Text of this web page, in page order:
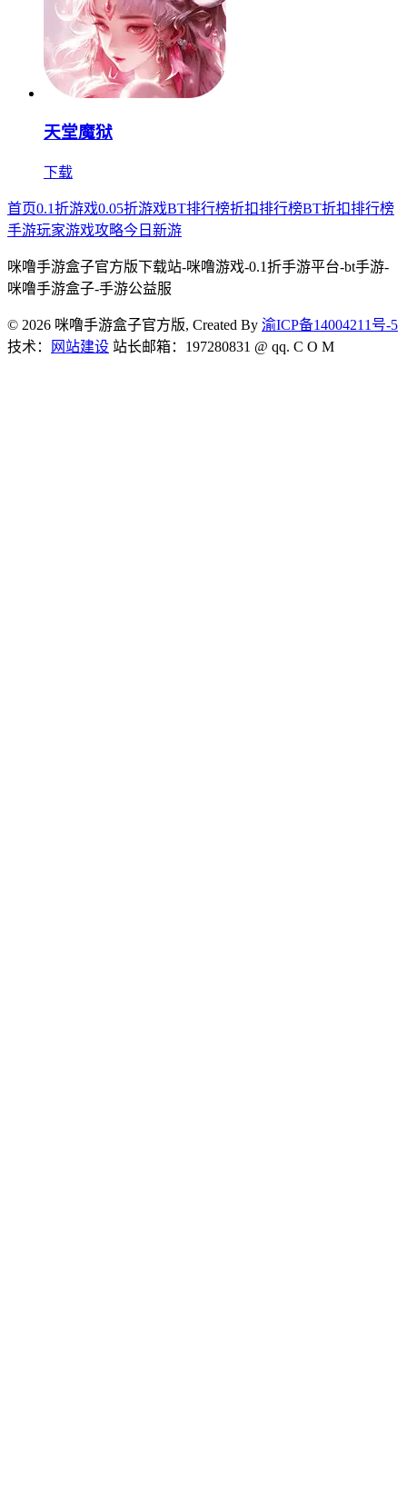
天堂魔狱
下载
首页0.1折游戏0.05折游戏BT排行榜折扣排行榜BT折扣排行榜
手游玩家游戏攻略今日新游
咪噜手游盒子官方版下载站-咪噜游戏-0.1折手游平台-bt手游-
咪噜手游盒子-手游公益服
© 2026 咪噜手游盒子官方版, Created By 渝ICP备14004211号-5
技术：
网站建设 站长邮箱：197280831 @ qq. C O M